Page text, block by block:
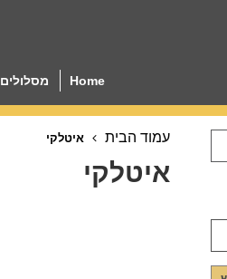
Home מסלולים
עמוד הבית איטלקי
איטלקי